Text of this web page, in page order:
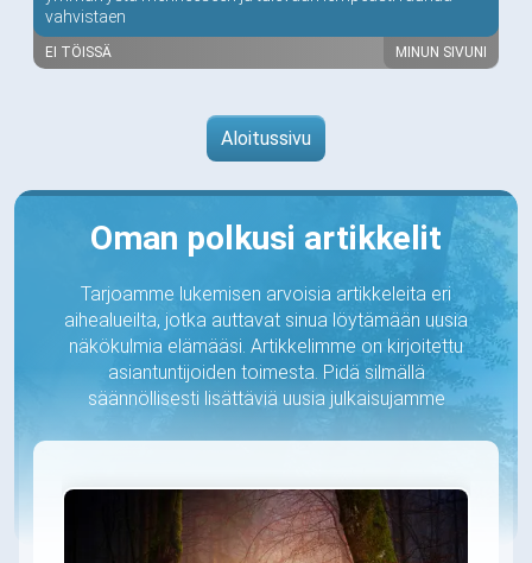
vahvistaen
EI TÖISSÄ MINUN SIVUNI
Aloitussivu
Oman polkusi artikkelit
Tarjoamme lukemisen arvoisia artikkeleita eri
aihealueilta, jotka auttavat sinua löytämään uusia
näkökulmia elämääsi. Artikkelimme on kirjoitettu
asiantuntijoiden toimesta. Pidä silmällä
säännöllisesti lisättäviä uusia julkaisujamme